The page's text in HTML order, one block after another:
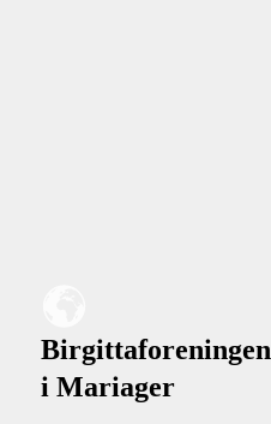
Birgittaforeningen
i Mariager